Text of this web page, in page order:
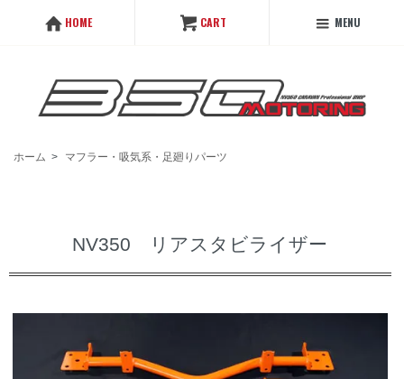
HOME CART MENU
ホーム > マフラー・吸気系・足廻りパーツ
NV350 リアスタビライザー